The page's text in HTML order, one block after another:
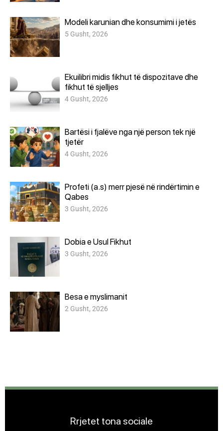
Modeli karunian dhe konsumimi i jetës
5 Gusht, 2026
Ekuilibri midis fikhut të dispozitave dhe
fikhut të sjelljes
4 Gusht, 2026
Bartësi i fjalëve nga një person tek një
tjetër
4 Gusht, 2026
Profeti (a.s) merr pjesë në rindërtimin e
Qabes
3 Gusht, 2026
Dobia e Usul Fikhut
3 Gusht, 2026
Besa e myslimanit
2 Gusht, 2026
Rrjetet tona sociale